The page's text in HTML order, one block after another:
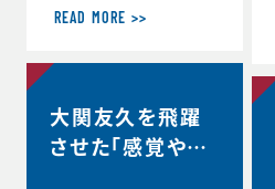
部が、都市対抗野球
選で第2代表戦で勝
が決定しました。 ◆
第97回都市対抗野球
大会 本大会出場決定
READ MORE >>
大関友久を飛躍
させた「感覚や心